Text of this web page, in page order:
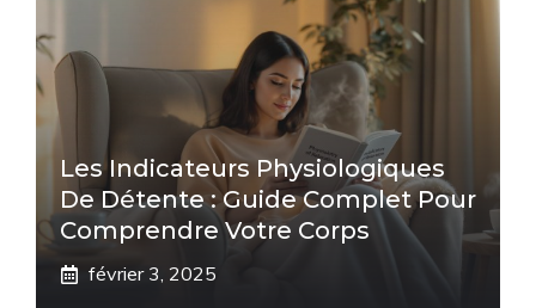
Les Indicateurs Physiologiques
De Détente : Guide Complet Pour
Comprendre Votre Corps
février 3, 2025